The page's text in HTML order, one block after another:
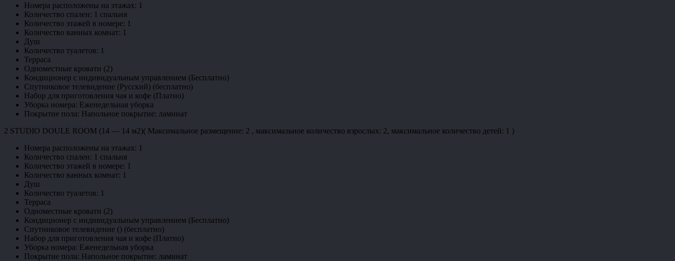
Номера расположены на этажах: 1
Количество спален: 1 спальня
Количество этажей в номере: 1
Количество ванных комнат: 1
Душ
Количество туалетов: 1
Терраса
Одноместные кровати (2)
Кондиционер с индивидуальным управлением (Бесплатно)
Спутниковое телевидение (Русский) (бесплатно)
Набор для приготовления чая и кофе (Платно)
Уборка номера: Еженедельная уборка
Покрытие пола: Напольное покрытие: ламинат
2 STUDIO DOULE ROOM (14 — 14 м2)( Максимальное размещение: 2 , максимальное количество взрослых: 2, максимальное количество детей: 1 )
Номера расположены на этажах: 1
Количество спален: 1 спальня
Количество этажей в номере: 1
Количество ванных комнат: 1
Душ
Количество туалетов: 1
Терраса
Одноместные кровати (2)
Кондиционер с индивидуальным управлением (Бесплатно)
Спутниковое телевидение () (бесплатно)
Набор для приготовления чая и кофе (Платно)
Уборка номера: Еженедельная уборка
Покрытие пола: Напольное покрытие: ламинат